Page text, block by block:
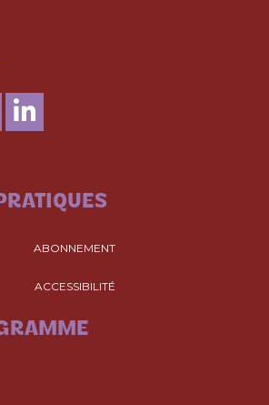
ABONNEMENT
ACCESSIBILITÉ